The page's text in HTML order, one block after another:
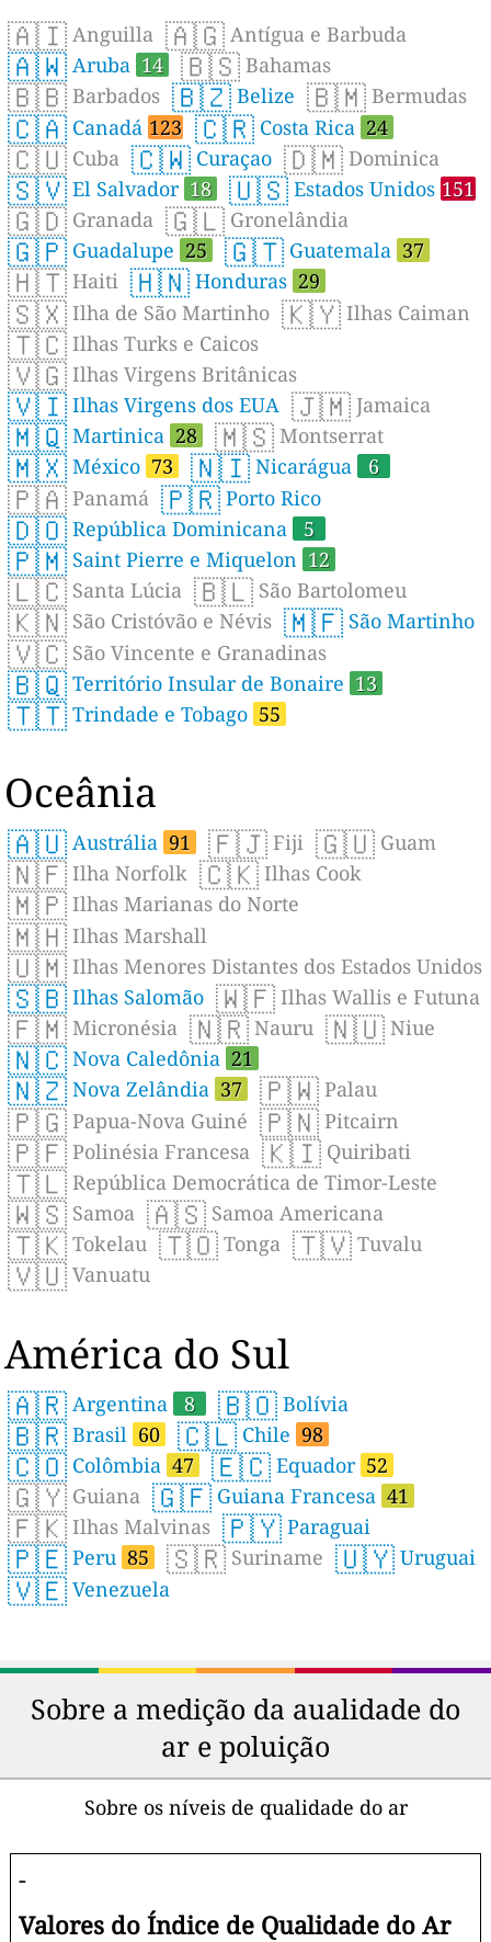
🇦🇮 Anguilla 🇦🇬 Antígua e Barbuda
🇦🇼 Aruba 14 🇧🇸 Bahamas
🇧🇧 Barbados 🇧🇿 Belize 🇧🇲 Bermudas
🇨🇦 Canadá 123 🇨🇷 Costa Rica 24
🇨🇺 Cuba 🇨🇼 Curaçao 🇩🇲 Dominica
🇸🇻 El Salvador 18 🇺🇸 Estados Unidos 151
🇬🇩 Granada 🇬🇱 Gronelândia
🇬🇵 Guadalupe 25 🇬🇹 Guatemala 37
🇭🇹 Haiti 🇭🇳 Honduras 29
🇸🇽 Ilha de São Martinho 🇰🇾 Ilhas Caiman
🇹🇨 Ilhas Turks e Caicos
🇻🇬 Ilhas Virgens Britânicas
🇻🇮 Ilhas Virgens dos EUA 🇯🇲 Jamaica
🇲🇶 Martinica 28 🇲🇸 Montserrat
🇲🇽 México 73 🇳🇮 Nicarágua 6
🇵🇦 Panamá 🇵🇷 Porto Rico
🇩🇴 República Dominicana 5
🇵🇲 Saint Pierre e Miquelon 12
🇱🇨 Santa Lúcia 🇧🇱 São Bartolomeu
🇰🇳 São Cristóvão e Névis 🇲🇫 São Martinho
🇻🇨 São Vincente e Granadinas
🇧🇶 Território Insular de Bonaire 13
🇹🇹 Trindade e Tobago 55
Oceânia
🇦🇺 Austrália 91 🇫🇯 Fiji 🇬🇺 Guam
🇳🇫 Ilha Norfolk 🇨🇰 Ilhas Cook
🇲🇵 Ilhas Marianas do Norte
🇲🇭 Ilhas Marshall
🇺🇲 Ilhas Menores Distantes dos Estados Unidos
🇸🇧 Ilhas Salomão 🇼🇫 Ilhas Wallis e Futuna
🇫🇲 Micronésia 🇳🇷 Nauru 🇳🇺 Niue
🇳🇨 Nova Caledônia 21
🇳🇿 Nova Zelândia 37 🇵🇼 Palau
🇵🇬 Papua-Nova Guiné 🇵🇳 Pitcairn
🇵🇫 Polinésia Francesa 🇰🇮 Quiribati
🇹🇱 República Democrática de Timor-Leste
🇼🇸 Samoa 🇦🇸 Samoa Americana
🇹🇰 Tokelau 🇹🇴 Tonga 🇹🇻 Tuvalu
🇻🇺 Vanuatu
América do Sul
🇦🇷 Argentina 8 🇧🇴 Bolívia
🇧🇷 Brasil 60 🇨🇱 Chile 98
🇨🇴 Colômbia 47 🇪🇨 Equador 52
🇬🇾 Guiana 🇬🇫 Guiana Francesa 41
🇫🇰 Ilhas Malvinas 🇵🇾 Paraguai
🇵🇪 Peru 85 🇸🇷 Suriname 🇺🇾 Uruguai
🇻🇪 Venezuela
Sobre a medição da aualidade do
ar e poluição
Sobre os níveis de qualidade do ar
-
Valores do Índice de Qualidade do Ar